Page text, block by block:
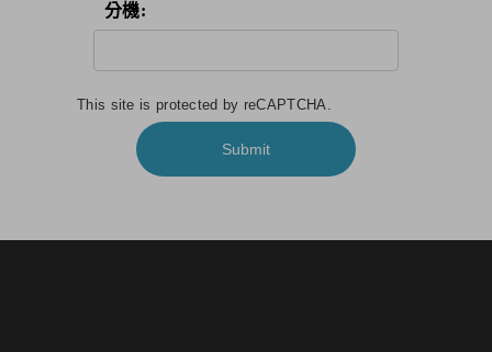
分機:
This site is protected by reCAPTCHA.
Submit